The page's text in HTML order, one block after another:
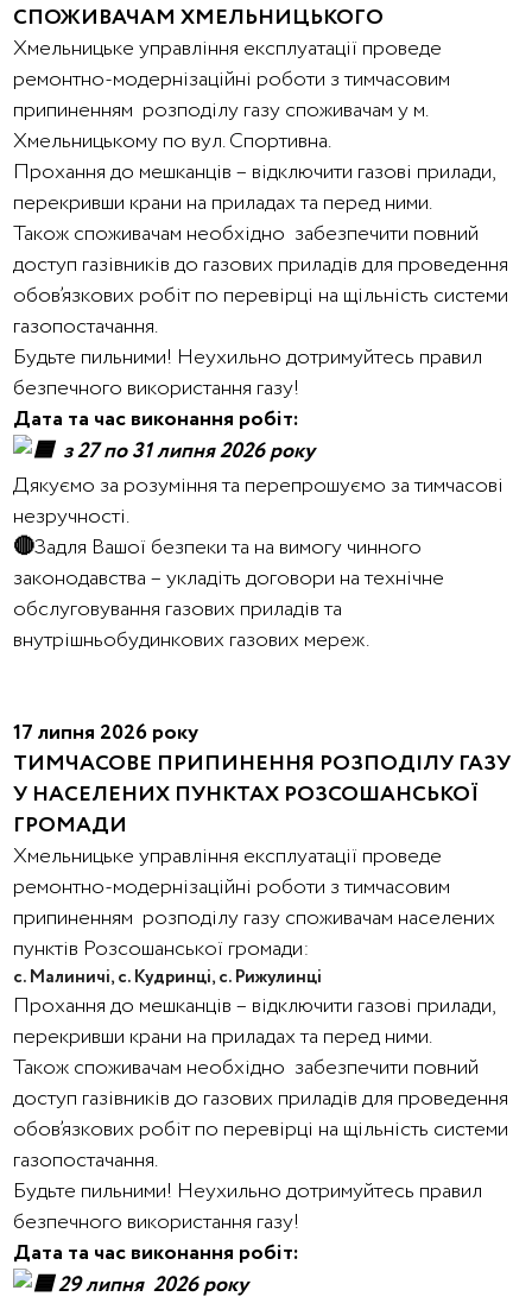
СПОЖИВАЧАМ ХМЕЛЬНИЦЬКОГО
Хмельницьке управління експлуатації проведе
ремонтно-модернізаційні роботи з тимчасовим
припиненням розподілу газу споживачам у м.
Хмельницькому по вул. Спортивна.
Прохання до мешканців – відключити газові прилади,
перекривши крани на приладах та перед ними.
Також споживачам необхідно забезпечити повний
доступ газівників до газових приладів для проведення
обов’язкових робіт по перевірці на щільність системи
газопостачання.
Будьте пильними! Неухильно дотримуйтесь правил
безпечного використання газу!
Дата та час виконання робіт:
з 27 по 31 липня 2026 року
Дякуємо за розуміння та перепрошуємо за тимчасові
незручності.
🔴Задля Вашої безпеки та на вимогу чинного
законодавства – укладіть договори на технічне
обслуговування газових приладів та
внутрішньобудинкових газових мереж.
17 липня 2026 року
ТИМЧАСОВЕ ПРИПИНЕННЯ РОЗПОДІЛУ ГАЗУ
У НАСЕЛЕНИХ ПУНКТАХ РОЗСОШАНСЬКОЇ
ГРОМАДИ
Хмельницьке управління експлуатації проведе
ремонтно-модернізаційні роботи з тимчасовим
припиненням розподілу газу споживачам населених
пунктів Розсошанської громади:
с. Малиничі, с. Кудринці, с. Рижулинці
Прохання до мешканців – відключити газові прилади,
перекривши крани на приладах та перед ними.
Також споживачам необхідно забезпечити повний
доступ газівників до газових приладів для проведення
обов’язкових робіт по перевірці на щільність системи
газопостачання.
Будьте пильними! Неухильно дотримуйтесь правил
безпечного використання газу!
Дата та час виконання робіт:
29 липня 2026 року